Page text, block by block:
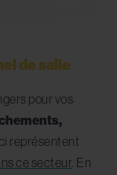
de salle
pour vos
représentent
ce secteur. En